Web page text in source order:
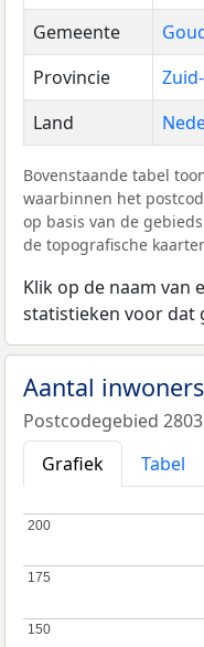
Gemeente
Provincie
Land
Bovenstaande tabel
waarbinnen het
op basis van de
de topografische
Klik op de naam van
statistieken voor dat
Aantal
Postcodegebied
Grafiek
Tabel
150
150
175
175
200
200